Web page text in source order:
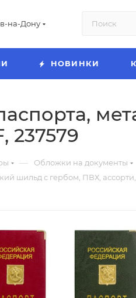
на-Дону
НОВИНКИ
237579
— Обложки на документы
шильд с гербом, ПВХ, ассорти,